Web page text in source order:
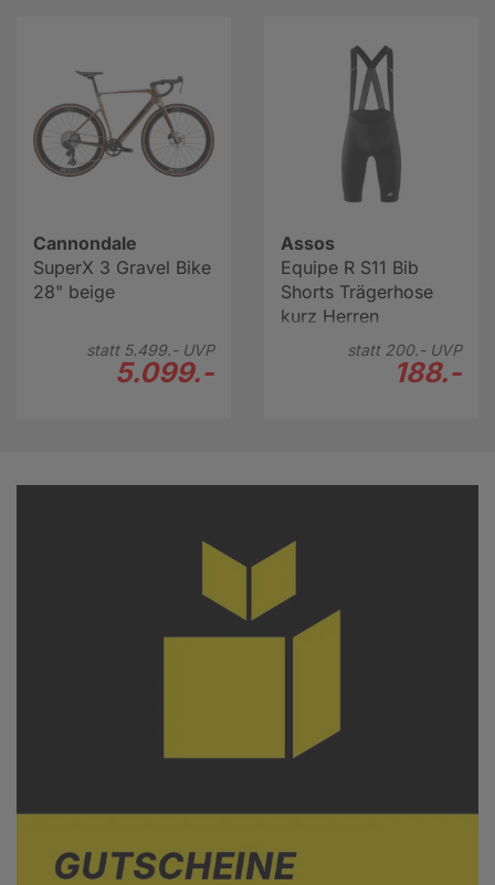
Cannondale
SuperX 3 Gravel Bike
28" beige
statt 5.499.-UVP
5.099.-
Assos
Equipe R S11 Bib
Shorts Trägerhose
kurz Herren
statt 200.-UVP
188.-